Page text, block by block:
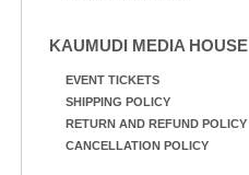
KAUMUDI MEDIA HOUSE
EVENT TICKETS
SHIPPING POLICY
RETURN AND REFUND POLICY
CANCELLATION POLICY